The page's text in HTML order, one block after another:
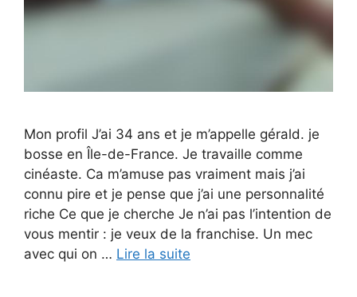
Mon profil J’ai 34 ans et je m’appelle gérald. je
bosse en Île-de-France. Je travaille comme
cinéaste. Ca m’amuse pas vraiment mais j’ai
connu pire et je pense que j’ai une personnalité
riche Ce que je cherche Je n’ai pas l’intention de
vous mentir : je veux de la franchise. Un mec
avec qui on … Lire la suite